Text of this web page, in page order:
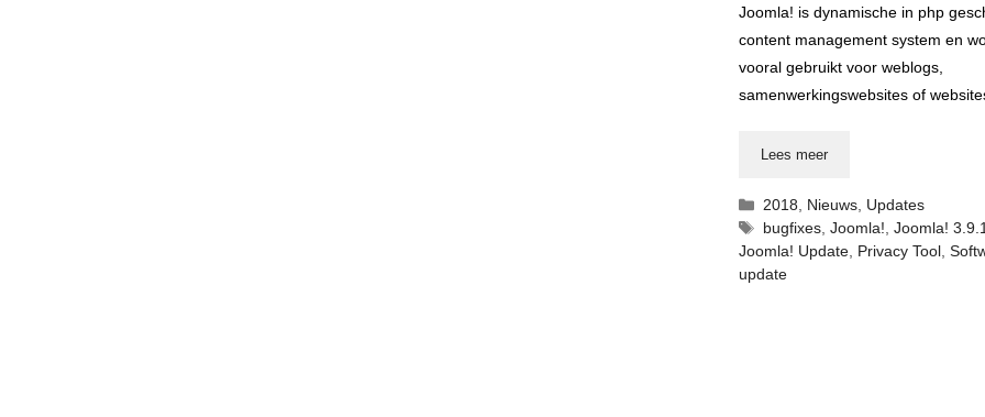
Joomla! is dynamische in php
content management system en
vooral gebruikt voor weblogs,
samenwerkingswebsites of
Lees meer
Categorieën
2018 Nieuws Updates
Tags
bugfixes ,Joomla! ,Joomla! 3.9.1
Joomla! Update, Privacy Tool,
update